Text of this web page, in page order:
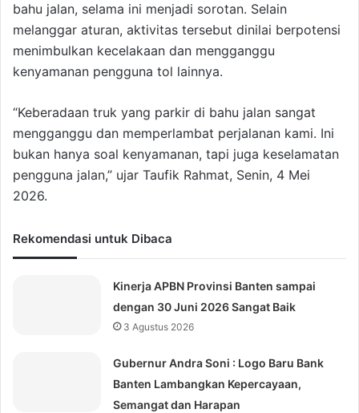
bahu jalan, selama ini menjadi sorotan. Selain
melanggar aturan, aktivitas tersebut dinilai berpotensi
menimbulkan kecelakaan dan mengganggu
kenyamanan pengguna tol lainnya.
“Keberadaan truk yang parkir di bahu jalan sangat
mengganggu dan memperlambat perjalanan kami. Ini
bukan hanya soal kenyamanan, tapi juga keselamatan
pengguna jalan,” ujar Taufik Rahmat, Senin, 4 Mei
2026.
Rekomendasi untuk Dibaca
Kinerja APBN Provinsi Banten sampai
dengan 30 Juni 2026 Sangat Baik
3 Agustus 2026
Gubernur Andra Soni : Logo Baru Bank
Banten Lambangkan Kepercayaan,
Semangat dan Harapan